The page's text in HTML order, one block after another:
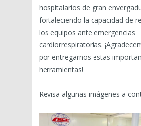
hospitalarios de gran
fortaleciendo la capacidad de
los equipos ante emergencias
cardiorrespiratorias.
por entregarnos estas
herramientas!
Revisa algunas imágenes a